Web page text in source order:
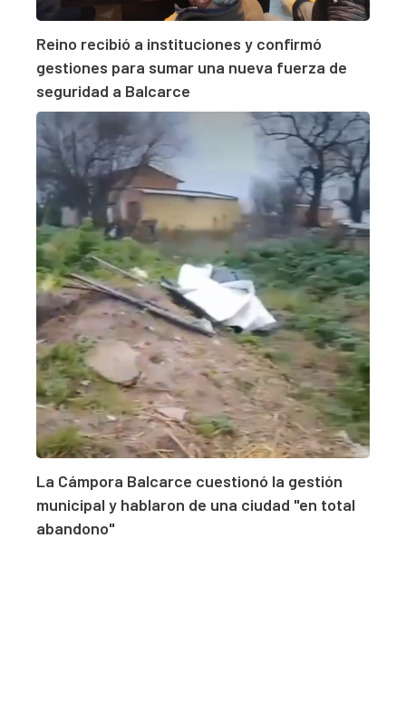
Reino recibió a instituciones y confirmó
gestiones para sumar una nueva fuerza de
seguridad a Balcarce
La Cámpora Balcarce cuestionó la gestión
municipal y hablaron de una ciudad "en total
abandono"